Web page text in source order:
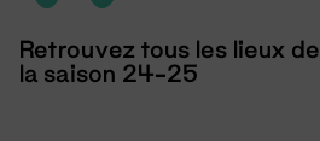
Retrouvez tous les lieux de
la saison 24-25